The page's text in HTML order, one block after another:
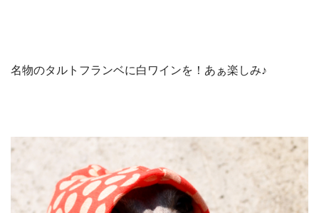
名物のタルトフランベに白ワインを！あぁ楽しみ♪